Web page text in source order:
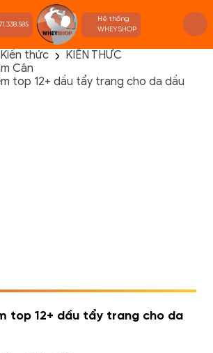
Hệ thống
WHEYSHOP
Kiến thức
KIẾN THỨC
Cân
top 12+ dầu tẩy trang cho da dầu
top 12+ dầu tẩy trang cho da